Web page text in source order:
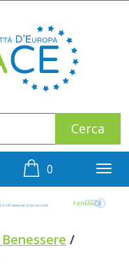
0prodotti
/